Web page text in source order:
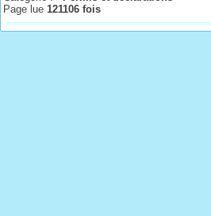
Page lue121106 fois